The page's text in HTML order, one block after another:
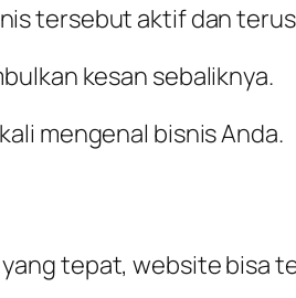
tersebut aktif dan
kesan sebaliknya.
mengenal bisnis Anda.
tepat, website bisa